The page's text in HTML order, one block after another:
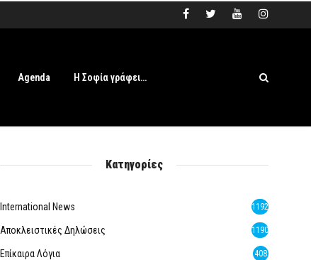
Agenda Η Σοφία γράφει…
Κατηγορίες
International News 1192
Αποκλειστικές Δηλώσεις 1190
Επίκαιρα Λόγια 408